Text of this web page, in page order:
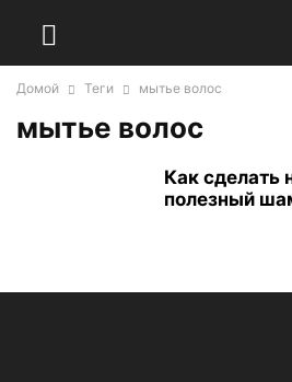
Домой Теги мытье волос
мытье волос
Как сделать
полезный